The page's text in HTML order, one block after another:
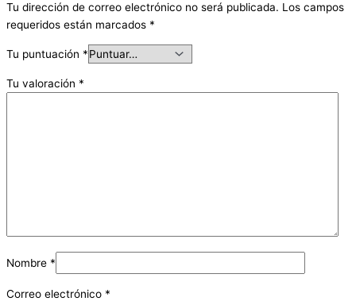
Tu dirección de correo electrónico no será publicada. Los campos
requeridos están marcados *
Tu puntuación *
Tu valoración *
Nombre *
Correo electrónico *